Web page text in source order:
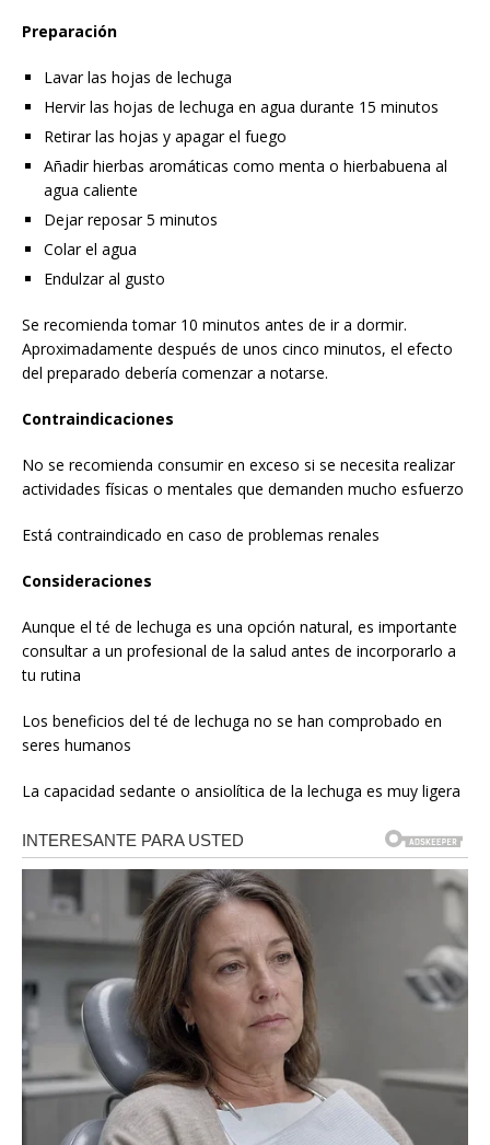
Preparación
Lavar las hojas de lechuga
Hervir las hojas de lechuga en agua durante 15 minutos
Retirar las hojas y apagar el fuego
Añadir hierbas aromáticas como menta o hierbabuena al
agua caliente
Dejar reposar 5 minutos
Colar el agua
Endulzar al gusto
Se recomienda tomar 10 minutos antes de ir a dormir.
Aproximadamente después de unos cinco minutos, el efecto
del preparado debería comenzar a notarse.
Contraindicaciones
No se recomienda consumir en exceso si se necesita realizar
actividades físicas o mentales que demanden mucho esfuerzo
Está contraindicado en caso de problemas renales
Consideraciones
Aunque el té de lechuga es una opción natural, es importante
consultar a un profesional de la salud antes de incorporarlo a
tu rutina
Los beneficios del té de lechuga no se han comprobado en
seres humanos
La capacidad sedante o ansiolítica de la lechuga es muy ligera